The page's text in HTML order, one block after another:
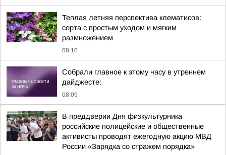
Теплая летняя перспектива клематисов:
сорта с простым уходом и мягким
размножением
08:10
Собрали главное к этому часу в утреннем
дайджесте:
08:09
В преддверии Дня физкультурника
российские полицейские и общественные
активисты проводят ежегодную акцию МВД
России «Зарядка со стражем порядка»